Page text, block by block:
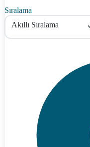
Sıralama
Akıllı Sıralama